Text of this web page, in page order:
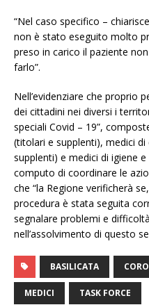
“Nel caso specifico –
non è stato eseguito molto
preso in carico il paziente
farlo”.
Nell’evidenziare che proprio
dei cittadini nei diversi i
speciali Covid – 19”,
(titolari e supplenti), medici
supplenti) e medici di igiene
computo di coordinare le
che “la Regione verificherà
procedura è stata seguita
segnalare problemi e
nell’assolvimento di questo
BASILICATA
MEDICI TASK FORCE